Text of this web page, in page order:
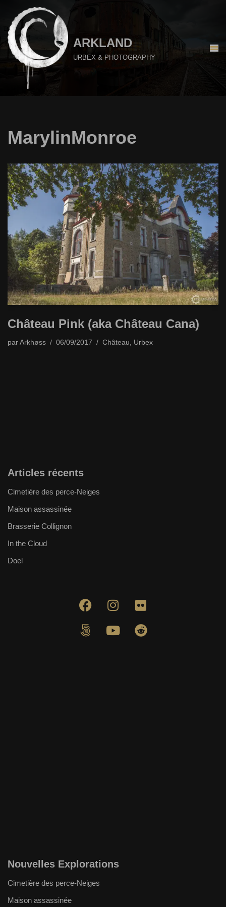
Aller
au
contenu
ARKLAND
URBEX & PHOTOGRAPHY
MarylinMonroe
Château Pink (aka Château Cana)
par Arkhøss 06/09/2017 Château, Urbex
Articles récents
Cimetière des perce-Neiges
Maison assassinée
Brasserie Collignon
In the Cloud
Doel
Nouvelles Explorations
Cimetière des perce-Neiges
Maison assassinée